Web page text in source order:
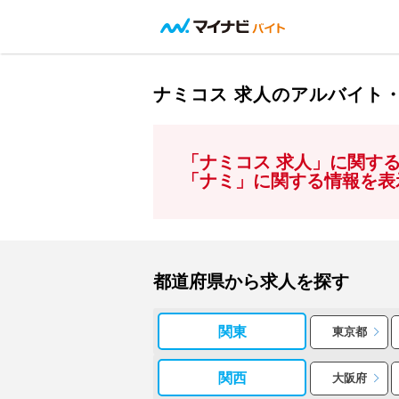
ナミコス 求人のアルバイト
「ナミコス 求人」に関す
「ナミ」に関する情報を
都道府県から求人を探す
関東 東京都
関西 大阪府